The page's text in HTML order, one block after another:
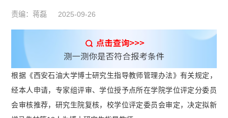
责编：蒋磊 2025-09-26
根据《西安石油大学博士研究生指导教师管理办法》有关规定，
经本人申请，专家组评审、学位授予点所在学院学位评定分委员
会审核推荐，研究生院复核，校学位评定委员会审定，决定拟新